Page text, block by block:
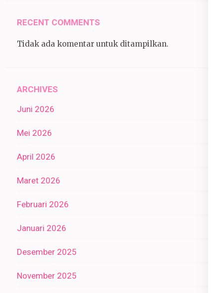
RECENT COMMENTS
Tidak ada komentar untuk ditampilkan.
ARCHIVES
Juni 2026
Mei 2026
April 2026
Maret 2026
Februari 2026
Januari 2026
Desember 2025
November 2025